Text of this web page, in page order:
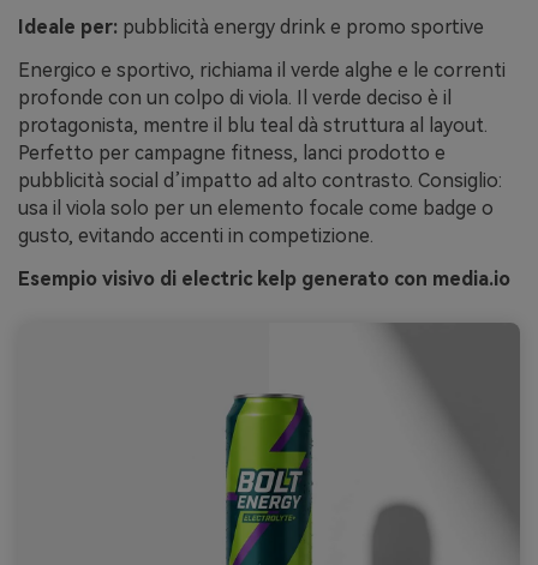
Ideale per: pubblicità energy drink e promo sportive
Energico e sportivo, richiama il verde alghe e le correnti
profonde con un colpo di viola. Il verde deciso è il
protagonista, mentre il blu teal dà struttura al layout.
Perfetto per campagne fitness, lanci prodotto e
pubblicità social d’impatto ad alto contrasto. Consiglio:
usa il viola solo per un elemento focale come badge o
gusto, evitando accenti in competizione.
Esempio visivo di electric kelp generato con media.io